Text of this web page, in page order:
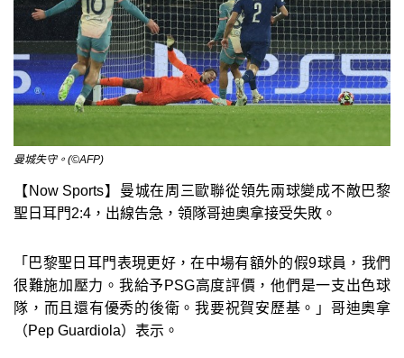
曼城失守。(©AFP)
【Now Sports】曼城在周三歐聯從領先兩球變成不敵巴黎
聖日耳門2:4，出線告急，領隊哥迪奧拿接受失敗。
「巴黎聖日耳門表現更好，在中場有額外的假9球員，我們
很難施加壓力。我給予PSG高度評價，他們是一支出色球
隊，而且還有優秀的後衛。我要祝賀安歷基。」哥迪奧拿
（Pep Guardiola）表示。